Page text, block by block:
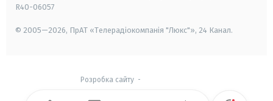
R40-06057
© 2005—2026, ПрАТ «Телерадіокомпанія "Люкс"», 24 Канал.
Розробка сайту-